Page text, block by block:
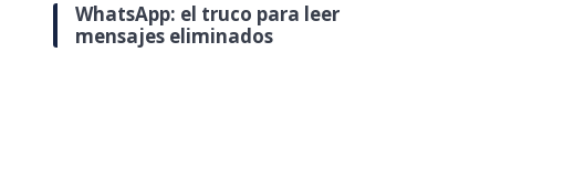
WhatsApp: el truco para leer
mensajes eliminados